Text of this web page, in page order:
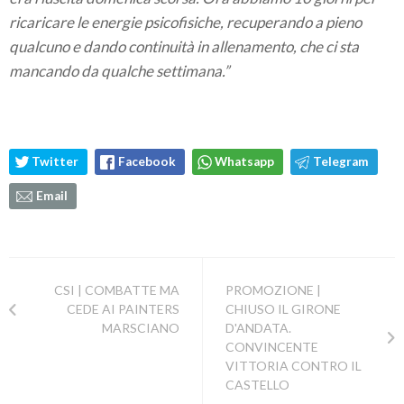
ricaricare le energie psicofisiche, recuperando a pieno
qualcuno e dando continuità in allenamento, che ci sta
mancando da qualche settimana.”
Twitter Facebook Whatsapp Telegram
Email
CSI | COMBATTE MA
CEDE AI PAINTERS
MARSCIANO
PROMOZIONE |
CHIUSO IL GIRONE
D'ANDATA.
CONVINCENTE
VITTORIA CONTRO IL
CASTELLO